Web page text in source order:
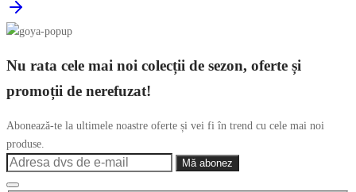
Nu rata cele mai noi colecții de sezon, oferte și
promoții de nerefuzat!
Abonează-te la ultimele noastre oferte și vei fi în trend cu cele mai noi
produse.